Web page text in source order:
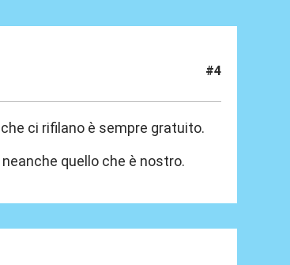
#4
ci rifilano è sempre gratuito.
quello che è nostro.